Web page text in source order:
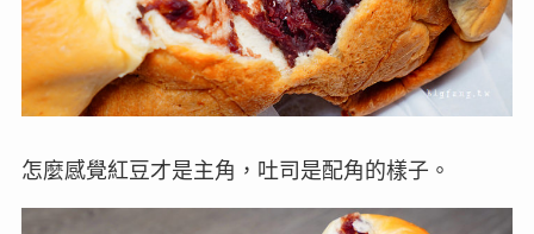
怎麼感覺紅豆才是主角，吐司是配角的樣子。